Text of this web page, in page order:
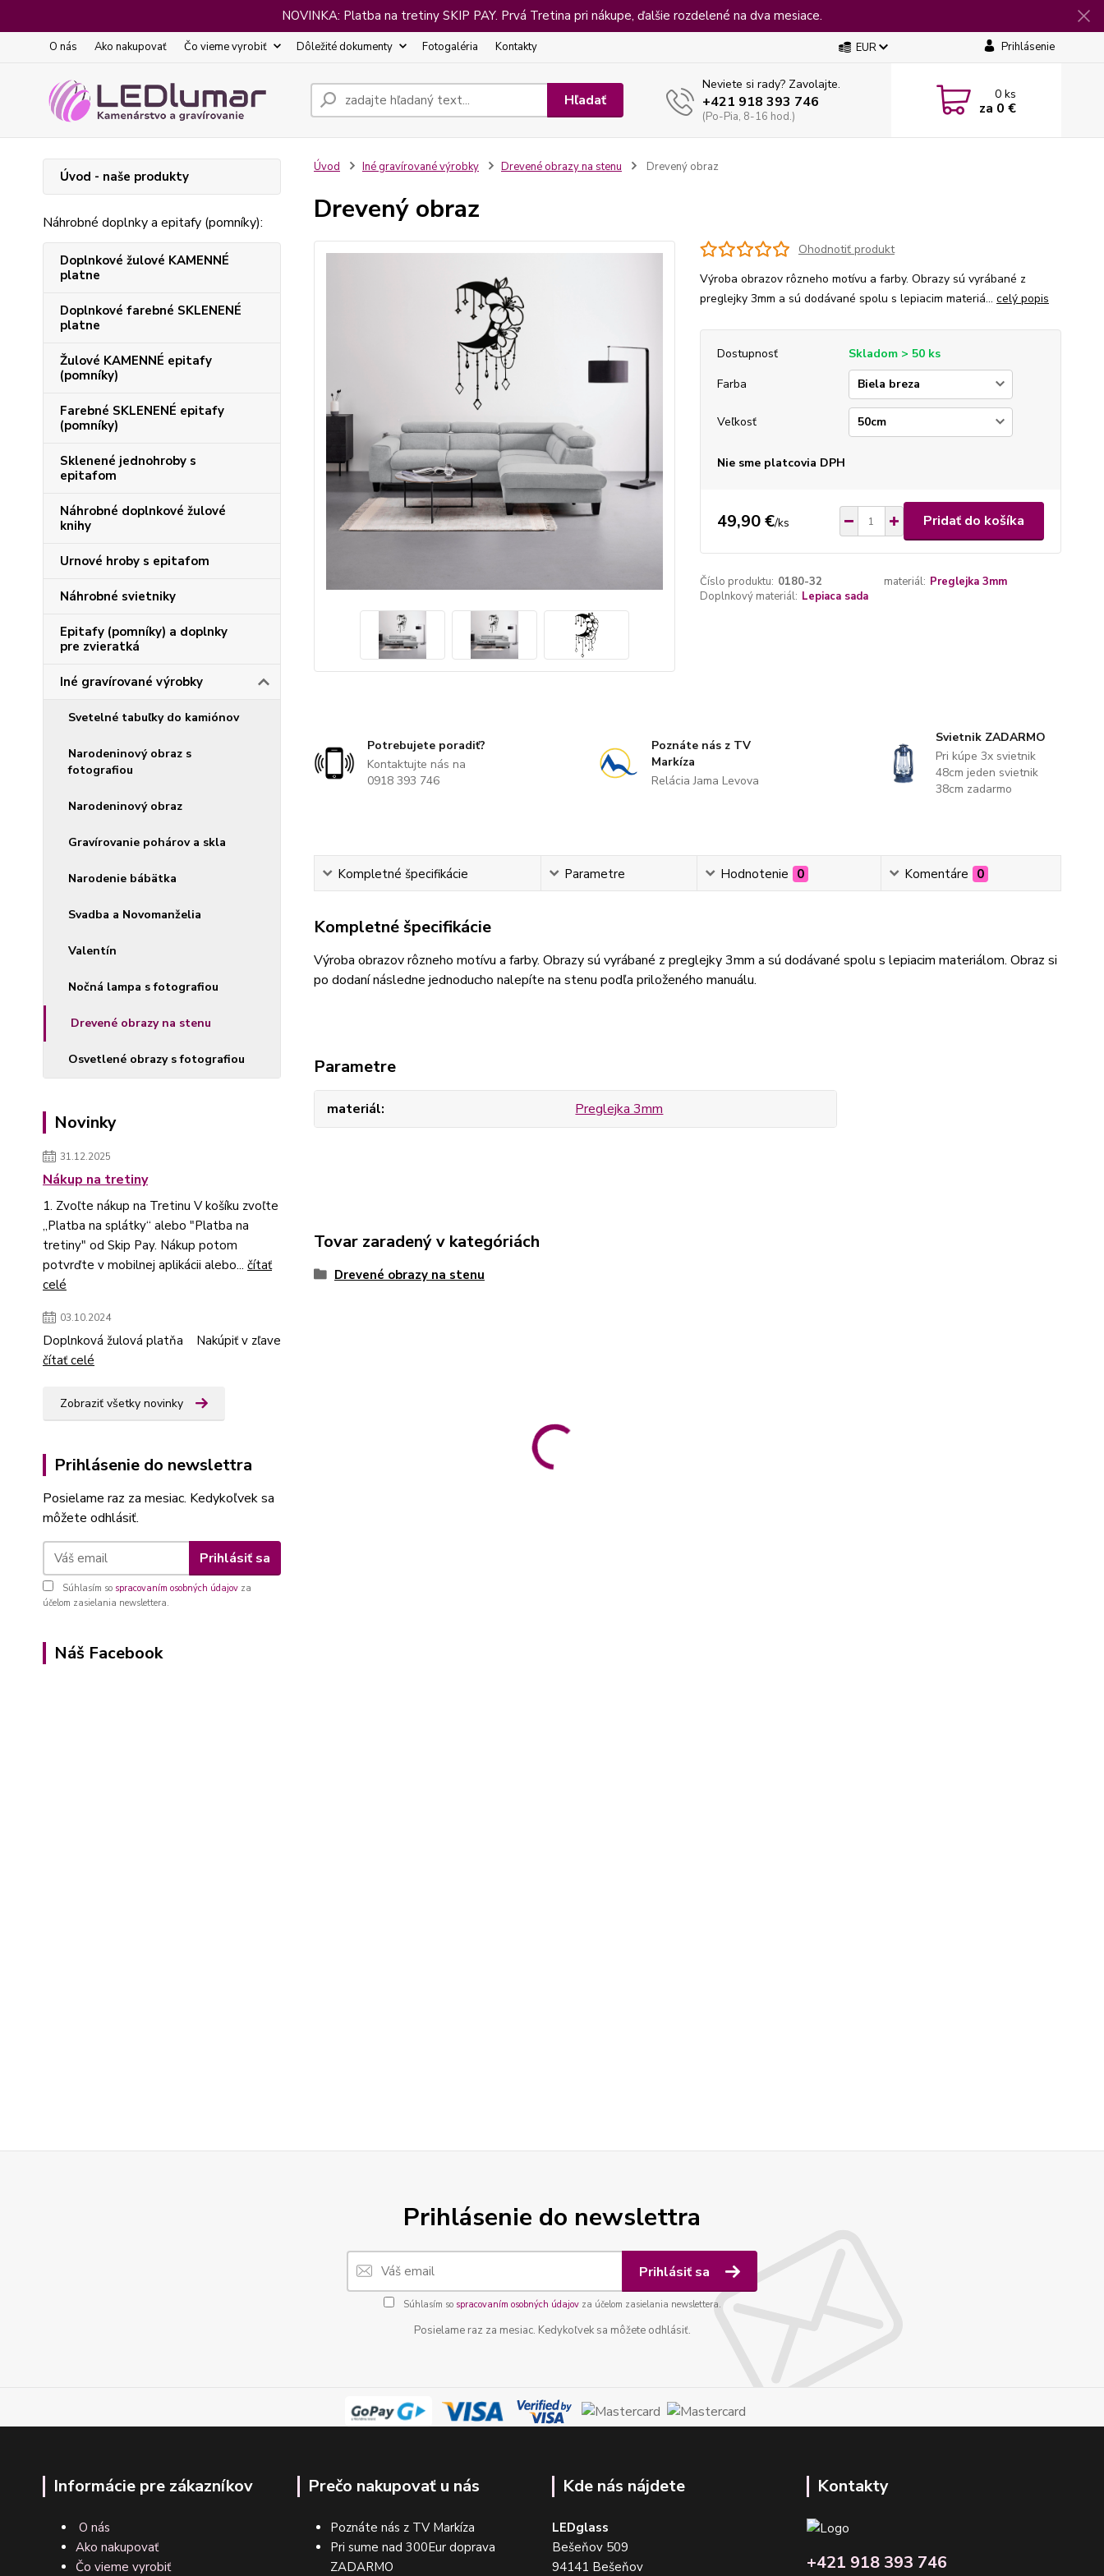
NOVINKA: Platba na tretiny SKIP PAY. Prvá Tretina pri nákupe, ďalšie rozdelené na dva mesiace.
O nás Ako nakupovať Čo vieme vyrobiť Dôležité dokumenty Fotogaléria Kontakty EUR Prihlásenie
Hľadať
Neviete si rady? Zavolajte.
+421 918 393 746
(Po-Pia, 8-16 hod.)
0ks
za 0 €
Úvod - naše produkty
Náhrobné doplnky a epitafy (pomníky):
Doplnkové žulové KAMENNÉ
platne
Doplnkové farebné SKLENENÉ
platne
Žulové KAMENNÉ epitafy
(pomníky)
Farebné SKLENENÉ epitafy
(pomníky)
Sklenené jednohroby s
epitafom
Náhrobné doplnkové žulové
knihy
Urnové hroby s epitafom
Náhrobné svietniky
Epitafy (pomníky) a doplnky
pre zvieratká
Iné gravírované výrobky
Svetelné tabuľky do kamiónov
Narodeninový obraz s
fotografiou
Narodeninový obraz
Gravírovanie pohárov a skla
Narodenie bábätka
Svadba a Novomanželia
Valentín
Nočná lampa s fotografiou
Drevené obrazy na stenu
Osvetlené obrazy s fotografiou
Novinky
31.12.2025
Nákup na tretiny
1. Zvoľte nákup na Tretinu V košíku zvoľte
„Platba na splátky“ alebo "Platba na
tretiny" od Skip Pay. Nákup potom
potvrďte v mobilnej aplikácii alebo... čítať
celé
03.10.2024
Doplnková žulová platňa Nakúpiť v zľave
čítať celé
Zobraziť všetky novinky
Prihlásenie do newslettra
Posielame raz za mesiac. Kedykoľvek sa
môžete odhlásiť.
Prihlásiť sa
Súhlasím so spracovaním osobných údajov za
účelom zasielania newslettera.
Náš Facebook
Úvod Iné gravírované výrobky Drevené obrazy na stenu Drevený obraz
Drevený obraz
Ohodnotiť produkt
Výroba obrazov rôzneho motívu a farby. Obrazy sú vyrábané z
preglejky 3mm a sú dodávané spolu s lepiacim materiá... celý popis
Dostupnosť
Skladom > 50 ks
Farba
Veľkosť
Nie sme platcovia DPH
49,90 €/ks Pridať do košíka
Číslo produktu: 0180-32 materiál: Preglejka 3mm
Doplnkový materiál: Lepiaca sada
Potrebujete poradiť?
Kontaktujte nás na
0918 393 746
Poznáte nás z TV
Markíza
Relácia Jama Levova
Svietnik ZADARMO
Pri kúpe 3x svietnik
48cm jeden svietnik
38cm zadarmo
Kompletné špecifikácie Parametre Hodnotenie 0 Komentáre 0
Kompletné špecifikácie
Výroba obrazov rôzneho motívu a farby. Obrazy sú vyrábané z preglejky 3mm a sú dodávané spolu s lepiacim materiálom. Obraz si
po dodaní následne jednoducho nalepíte na stenu podľa priloženého manuálu.
Parametre
materiál Preglejka 3mm
Tovar zaradený v kategóriách
Drevené obrazy na stenu
Prihlásenie do newslettra
Prihlásiť sa
Súhlasím so spracovaním osobných údajovza účelom zasielania newslettera.
Posielame raz za mesiac. Kedykoľvek sa môžete odhlásiť.
Informácie pre zákazníkov
O nás
Ako nakupovať
Čo vieme vyrobiť
Prečo nakupovať u nás
Poznáte nás z TV Markíza
Pri sume nad 300Eur doprava
ZADARMO
Kde nás nájdete
LEDglass
Bešeňov 509
94141 Bešeňov
Kontakty
+421 918 393 746